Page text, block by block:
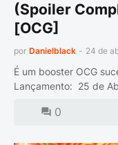
(Spoiler
[OCG]
por Danielblack - 24 de
É um booster OCG
Lançamento: 25 de
0